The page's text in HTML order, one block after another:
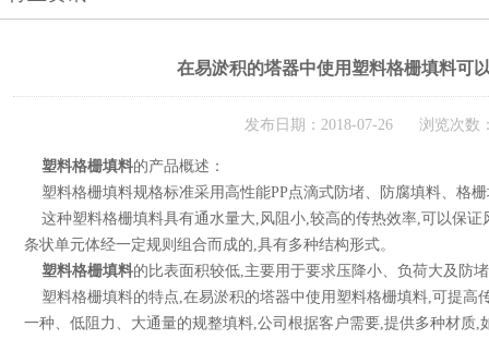
在易淤积的塔器中使用塑料格栅填料可
发布日期：2018-07-26 浏览次数
塑料格栅填料的产品概述：
塑料格栅填料规格标准采用高性能PP点滴式防堵、防腐填料、格
这种塑料格栅填料具有通水量大,风阻小,较高的传热效率,可以保证
条状单元体经一定规则组合而成的,具有多种结构形式。
塑料格栅填料的比表面积较低,主要用于要求压降小、负荷大及防
塑料格栅填料的特点,在易淤积的塔器中使用塑料格栅填料,可提高
一种、低阻力、大通量的规整填料,公司根据客户需要,提供多种材质